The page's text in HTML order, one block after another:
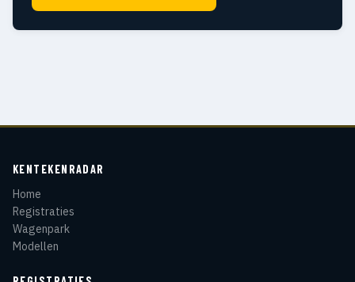
KENTEKENRADAR
Home
Registraties
Wagenpark
Modellen